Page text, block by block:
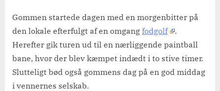
Gommen startede dagen med en morgenbitter på
den lokale efterfulgt af en omgang fodgolf
.
Herefter gik turen ud til en nærliggende paintball
bane, hvor der blev kæmpet indædt i to stive timer.
Slutteligt bød også gommens dag på en god middag
i vennernes selskab.